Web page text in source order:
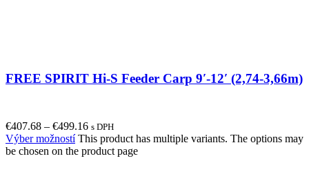
FREE SPIRIT Hi-S Feeder Carp 9′-12′ (2,74-3,66m)
€407.68 – €499.16 s DPH
Výber možností This product has multiple variants. The options may
be chosen on the product page